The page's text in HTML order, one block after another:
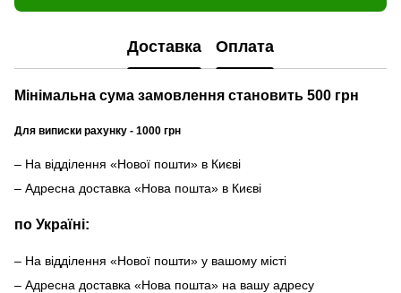
Доставка Оплата
Мінімальна сума замовлення становить 500 грн
Для виписки рахунку - 1000 грн
– На відділення «Нової пошти» в Києві
– Адресна доставка «Нова пошта» в Києві
по Україні:
– На відділення «Нової пошти» у вашому місті
– Адресна доставка «Нова пошта» на вашу адресу